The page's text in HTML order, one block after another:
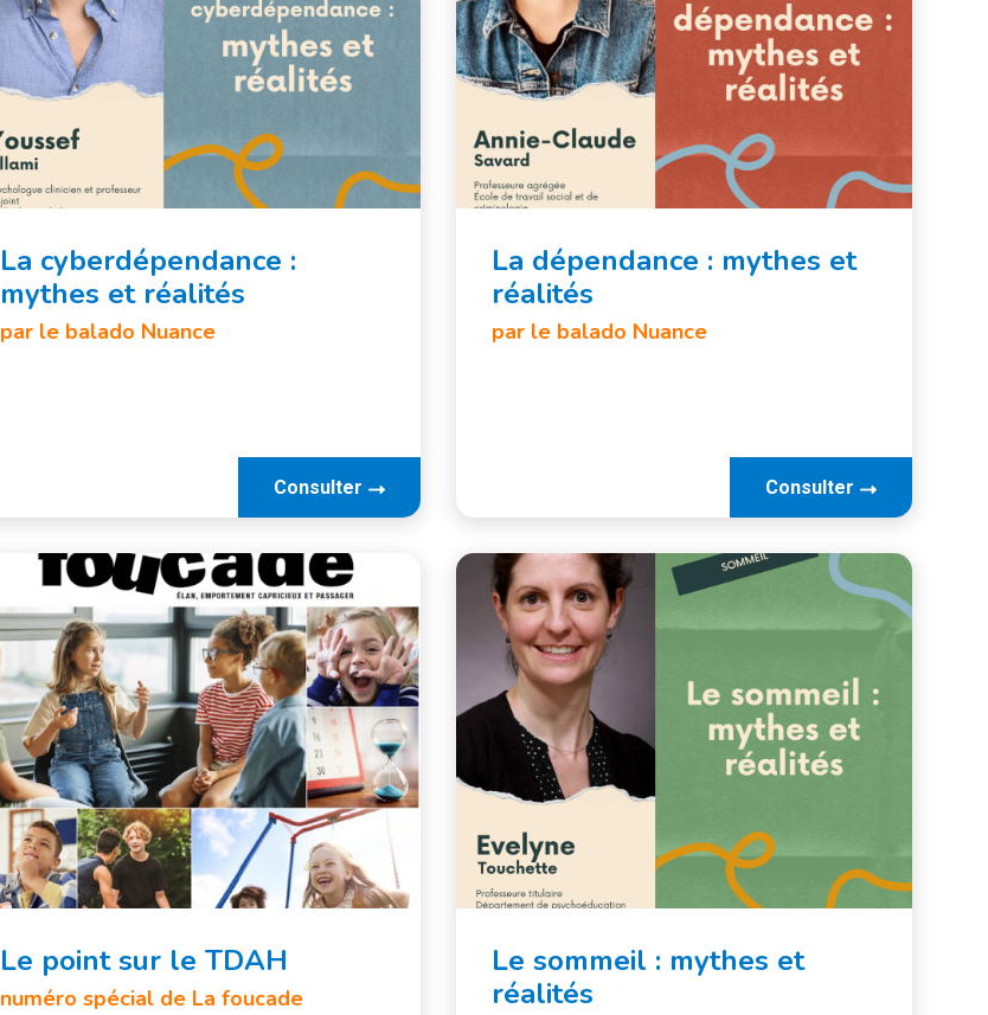
La cyberdépendance :
mythes et réalités
par le balado Nuance
Consulter
La dépendance : mythes et
réalités
par le balado Nuance
Consulter
Le point sur le TDAH
numéro spécial de La foucade
Le sommeil : mythes et
réalités